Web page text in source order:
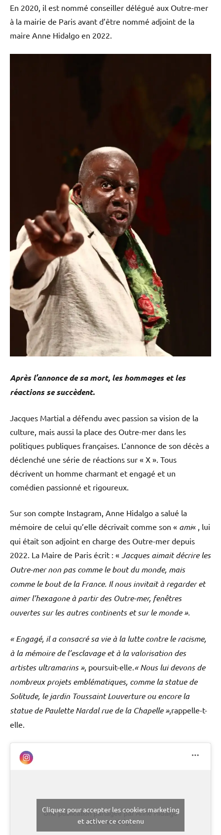
En 2020, il est nommé conseiller délégué aux Outre-mer
à la mairie de Paris avant d’être nommé adjoint de la
maire Anne Hidalgo en 2022.
Après l’annonce de sa mort, les hommages et les
réactions se succèdent.
Jacques Martial a défendu avec passion sa vision de la
culture, mais aussi la place des Outre-mer dans les
politiques publiques françaises. L’annonce de son décès a
déclenché une série de réactions sur « X ». Tous
décrivent un homme charmant et engagé et un
comédien passionné et rigoureux.
Sur son compte Instagram, Anne Hidalgo a salué la
mémoire de celui qu’elle décrivait comme son « ami« , lui
qui était son adjoint en charge des Outre-mer depuis
2022. La Maire de Paris écrit : « Jacques aimait décrire les
Outre-mer non pas comme le bout du monde, mais
comme le bout de la France. Il nous invitait à regarder et
aimer l’hexagone à partir des Outre-mer, fenêtres
ouvertes sur les autres continents et sur le monde ».
« Engagé, il a consacré sa vie à la lutte contre le racisme,
à la mémoire de l’esclavage et à la valorisation des
artistes ultramarins », poursuit-elle. « Nous lui devons de
nombreux projets emblématiques, comme la statue de
Solitude, le jardin Toussaint Louverture ou encore la
statue de Paulette Nardal rue de la Chapelle »,rappelle-t-
elle.
Une publication partagée par Anne Hidalgo
(@annehidalgo)
Cliquez pour accepter les cookies marketing
et activer ce contenu